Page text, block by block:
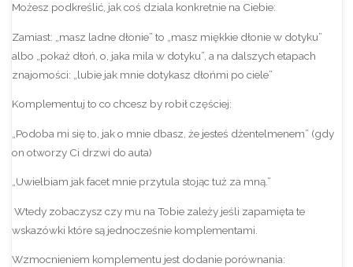
Możesz podkreślić, jak coś dziala konkretnie na Ciebie:
Zamiast: „masz ladne dłonie” to „masz miękkie dłonie w dotyku”
albo „pokaż dłoń, o, jaka mila w dotyku”, a na dalszych etapach
znajomości: „lubie jak mnie dotykasz dłońmi po ciele”
Komplementuj to co chcesz by robił częściej:
„Podoba mi się to, jak o mnie dbasz, że jesteś dżentelmenem” (gdy
on otworzy Ci drzwi do auta)
„Uwielbiam jak facet mnie przytula stojąc tuż za mną.”
Wtedy zobaczysz czy mu na Tobie zależy jeśli zapamięta te
wskazówki które są jednocześnie komplementami.
Wzmocnieniem komplementu jest dodanie porównania: